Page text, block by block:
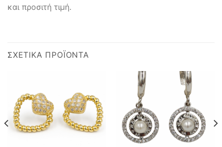
και προσιτή τιμή.
ΣΧΕΤΙΚΆ ΠΡΟΪΌΝΤΑ